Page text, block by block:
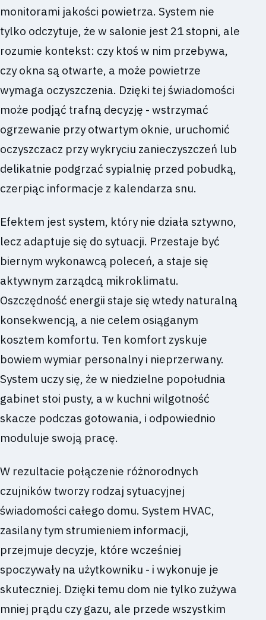
monitorami jakości powietrza. System nie
tylko odczytuje, że w salonie jest 21 stopni, ale
rozumie kontekst: czy ktoś w nim przebywa,
czy okna są otwarte, a może powietrze
wymaga oczyszczenia. Dzięki tej świadomości
może podjąć trafną decyzję - wstrzymać
ogrzewanie przy otwartym oknie, uruchomić
oczyszczacz przy wykryciu zanieczyszczeń lub
delikatnie podgrzać sypialnię przed pobudką,
czerpiąc informacje z kalendarza snu.
Efektem jest system, który nie działa sztywno,
lecz adaptuje się do sytuacji. Przestaje być
biernym wykonawcą poleceń, a staje się
aktywnym zarządcą mikroklimatu.
Oszczędność energii staje się wtedy naturalną
konsekwencją, a nie celem osiąganym
kosztem komfortu. Ten komfort zyskuje
bowiem wymiar personalny i nieprzerwany.
System uczy się, że w niedzielne popołudnia
gabinet stoi pusty, a w kuchni wilgotność
skacze podczas gotowania, i odpowiednio
moduluje swoją pracę.
W rezultacie połączenie różnorodnych
czujników tworzy rodzaj sytuacyjnej
świadomości całego domu. System HVAC,
zasilany tym strumieniem informacji,
przejmuje decyzje, które wcześniej
spoczywały na użytkowniku - i wykonuje je
skuteczniej. Dzięki temu dom nie tylko zużywa
mniej prądu czy gazu, ale przede wszystkim